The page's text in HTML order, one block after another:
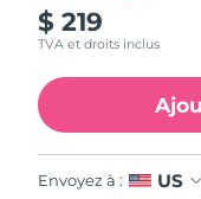
$ 219
TVA et droits inclus
Envoyez à : US